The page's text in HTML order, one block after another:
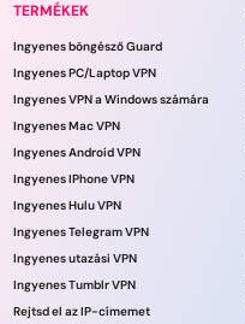
TERMÉKEK
Ingyenes böngésző Guard
Ingyenes PC/Laptop VPN
Ingyenes VPN a Windows számára
Ingyenes Mac VPN
Ingyenes Android VPN
Ingyenes IPhone VPN
Ingyenes Hulu VPN
Ingyenes Telegram VPN
Ingyenes utazási VPN
Ingyenes Tumblr VPN
Rejtsd el az IP-címemet